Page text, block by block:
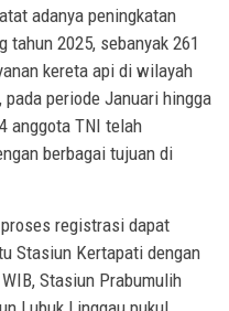
adanya peningkatan
tahun 2025, sebanyak 261
kereta api di wilayah
periode Januari hingga
anggota TNI telah
berbagai tujuan di
registrasi dapat
Stasiun Kertapati dengan
Stasiun Prabumulih